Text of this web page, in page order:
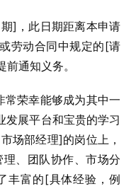
]，此日期距离本申请
劳动合同中规定的[请
前通知义务。
荣幸能够成为其中一
发展平台和宝贵的学习
场部经理]的岗位上，
、团队协作、市场分
丰富的[具体经验，例